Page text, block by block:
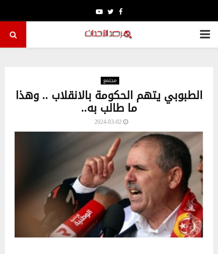
Facebook
Twitter
Youtube
PRIMARY
مجتمع
الطبوبي يتهم الحكومة بالانقلاب .. وهذا
ما طالب به..
2024-03-02